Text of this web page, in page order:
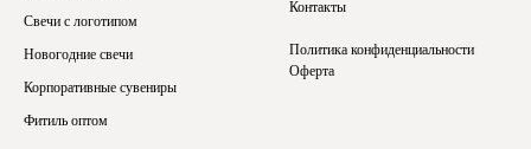
Свечи с логотипом
Новогодние свечи
Корпоративные сувениры
Фитиль оптом
Контакты
Политика конфиденциальности
Оферта